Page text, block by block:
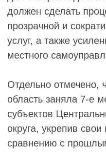
должен сделать
прозрачной и
услуг, а также
местного
Отдельно отмечено,
область заняла 7-е
субъектов
округа, укрепив
сравнению с